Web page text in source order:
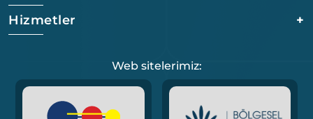
Hizmetler
+
Web sitelerimiz: